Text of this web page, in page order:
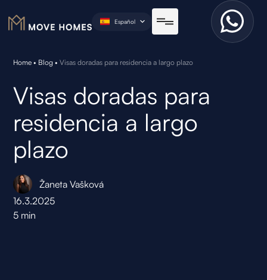
Español
Home • Blog •Visas doradas para residencia a largo plazo
Visas doradas para
residencia a largo
plazo
Žaneta Vašková
16.3.2025
5 min